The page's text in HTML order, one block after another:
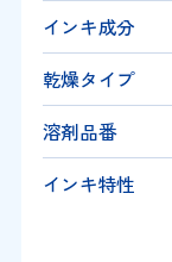
インキ成分
乾燥タイプ
溶剤品番
インキ特性